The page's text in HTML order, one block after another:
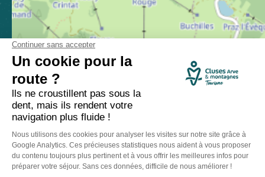
Comment venir ?
Made with by IRIS Interactive
Mentions légales - Politique de confidentialité
Accessibilité numérique
conditions d'utilisationde Google s'appliquent.